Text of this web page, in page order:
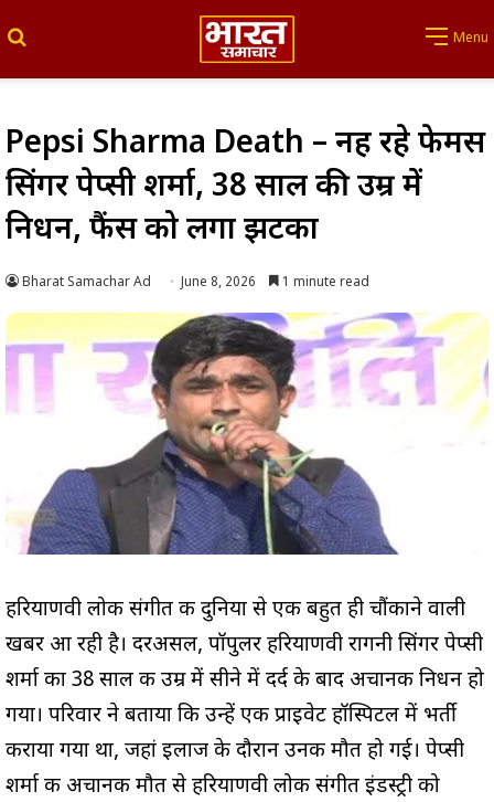
Menu
Pepsi Sharma Death – नहीं रहे फेमस
सिंगर पेप्सी शर्मा, 38 साल की उम्र में
निधन, फैंस को लगा झटका
Bharat Samachar Ad June 8, 2026 1 minute read
हरियाणवी लोक संगीत की दुनिया से एक बहुत ही चौंकाने वाली
खबर आ रही है। दरअसल, पॉपुलर हरियाणवी रागनी सिंगर पेप्सी
शर्मा का 38 साल की उम्र में सीने में दर्द के बाद अचानक निधन हो
गया। परिवार ने बताया कि उन्हें एक प्राइवेट हॉस्पिटल में भर्ती
कराया गया था, जहां इलाज के दौरान उनकी मौत हो गई। पेप्सी
शर्मा की अचानक मौत से हरियाणवी लोक संगीत इंडस्ट्री को